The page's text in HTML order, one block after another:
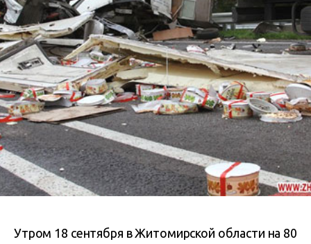
Утром 18 сентября в Житомирской области на 80